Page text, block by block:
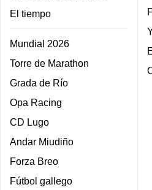
El tiempo
Mundial 2026
Torre de Marathon
Grada de Río
Opa Racing
CD Lugo
Andar Miudiño
Forza Breo
Fútbol gallego